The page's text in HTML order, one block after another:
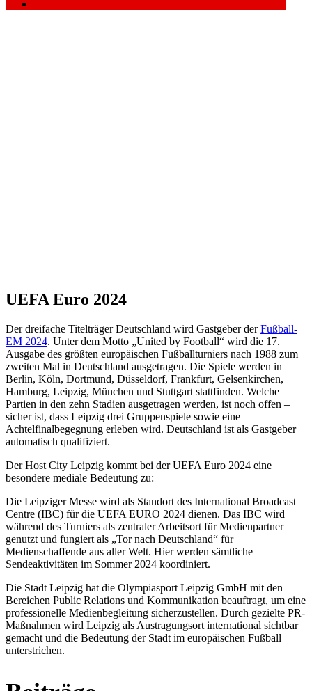
UEFA Euro 2024
Der dreifache Titelträger Deutschland wird Gastgeber derFußball-
EM 2024. Unter dem Motto „United by Football“ wird die 17.
Ausgabe des größten europäischen Fußballturniers nach 1988 zum
zweiten Mal in Deutschland ausgetragen. Die Spiele werden in
Berlin, Köln, Dortmund, Düsseldorf, Frankfurt, Gelsenkirchen,
Hamburg, Leipzig, München und Stuttgart stattfinden. Welche
Partien in den zehn Stadien ausgetragen werden, ist noch offen –
sicher ist, dass Leipzig drei Gruppenspiele sowie eine
Achtelfinalbegegnung erleben wird. Deutschland ist als Gastgeber
automatisch qualifiziert.
Der Host City Leipzig kommt bei der UEFA Euro 2024 eine
besondere mediale Bedeutung zu:
Die Leipziger Messe wird als Standort des International Broadcast
Centre (IBC) für die UEFA EURO 2024 dienen. Das IBC wird
während des Turniers als zentraler Arbeitsort für Medienpartner
genutzt und fungiert als „Tor nach Deutschland“ für
Medienschaffende aus aller Welt. Hier werden sämtliche
Sendeaktivitäten im Sommer 2024 koordiniert.
Die Stadt Leipzig hat die Olympiasport Leipzig GmbH mit den
Bereichen Public Relations und Kommunikation beauftragt, um eine
professionelle Medienbegleitung sicherzustellen. Durch gezielte PR-
Maßnahmen wird Leipzig als Austragungsort international sichtbar
gemacht und die Bedeutung der Stadt im europäischen Fußball
unterstrichen.